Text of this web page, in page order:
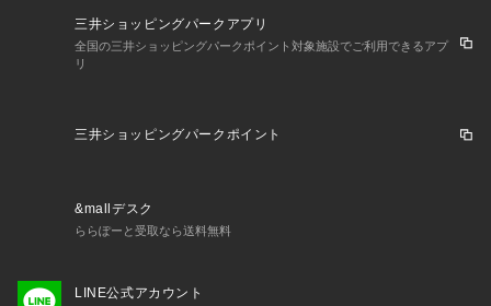
三井ショッピングパークアプリ
全国の三井ショッピングパークポイント対象施設でご利用できるアプ
リ
三井ショッピングパークポイント
&mallデスク
ららぽーと受取なら送料無料
LINE公式アカウント